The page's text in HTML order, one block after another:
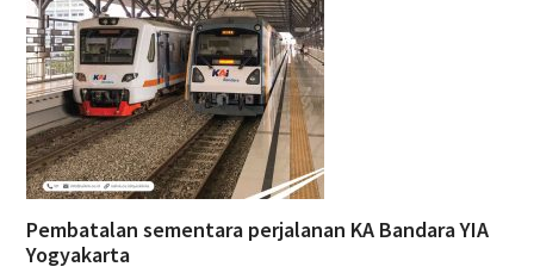
Pembatalan sementara perjalanan KA Bandara YIA
Yogyakarta